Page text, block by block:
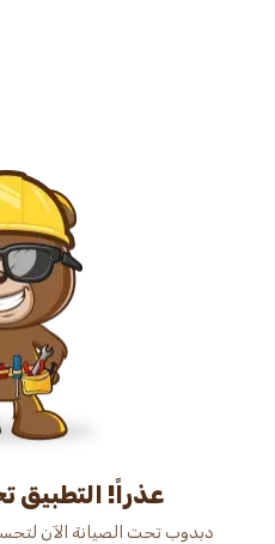
عذراً! التطبيق
دبدوب تحت الصيانة الآن